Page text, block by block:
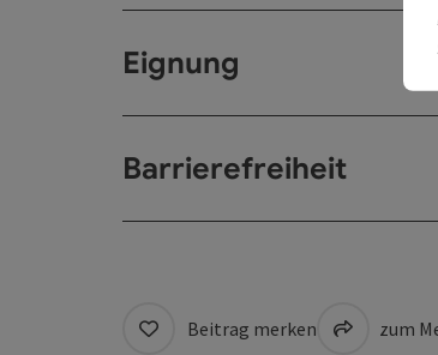
Eignung
Barrierefreiheit
Beitrag merken zum